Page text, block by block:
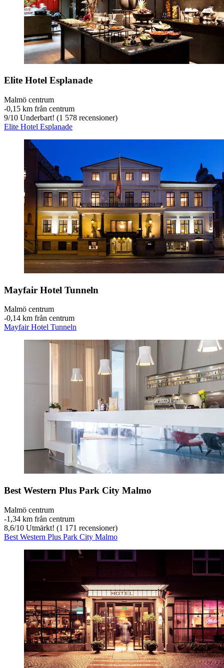
Elite Hotel Esplanade
Malmö centrum
‐0,15 km från centrum
9/10 Underbart! (1 578 recensioner)
Elite Hotel Esplanade
Mayfair Hotel Tunneln
Malmö centrum
‐0,14 km från centrum
Mayfair Hotel Tunneln
Best Western Plus Park City Malmo
Malmö centrum
‐1,34 km från centrum
8,6/10 Utmärkt! (1 171 recensioner)
Best Western Plus Park City Malmo